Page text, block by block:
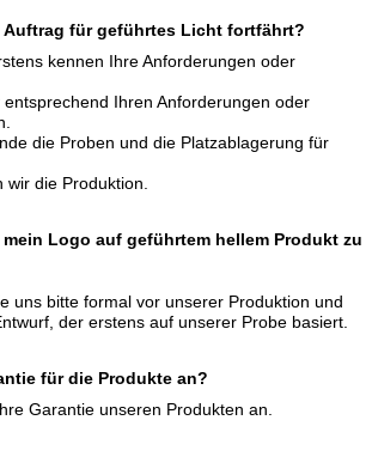
Auftrag für geführtes Licht fortfährt?
kennen Ihre Anforderungen oder
Ihren Anforderungen oder
die Proben und die Platzablagerung für
die Produktion.
mein Logo auf geführtem hellem Produkt zu
uns bitte formal vor unserer Produktion und
der erstens auf unserer Probe basiert.
für die Produkte an?
Garantie unseren Produkten an.